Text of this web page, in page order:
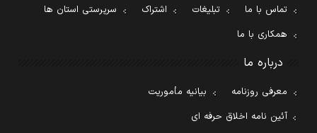
تماس با ما تبلیغات اشتراک
سرپرستی استان ها
همکاری با ما
درباره ما
معرفی روزنامه
بیانیه مأموریت
آئین نامه اخلاق حرفه ای